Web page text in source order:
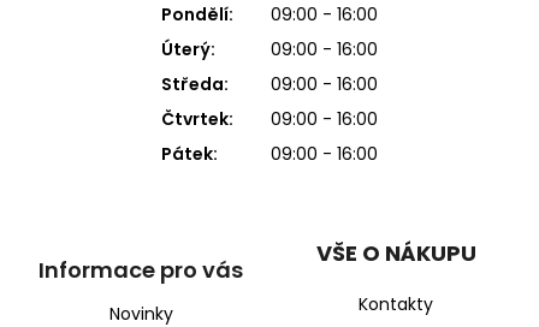
Pondělí:
09:00 - 16:00
Úterý:
09:00 - 16:00
Středa:
09:00 - 16:00
Čtvrtek:
09:00 - 16:00
Pátek:
09:00 - 16:00
Informace pro vás
Novinky
VŠE O NÁKUPU
Kontakty